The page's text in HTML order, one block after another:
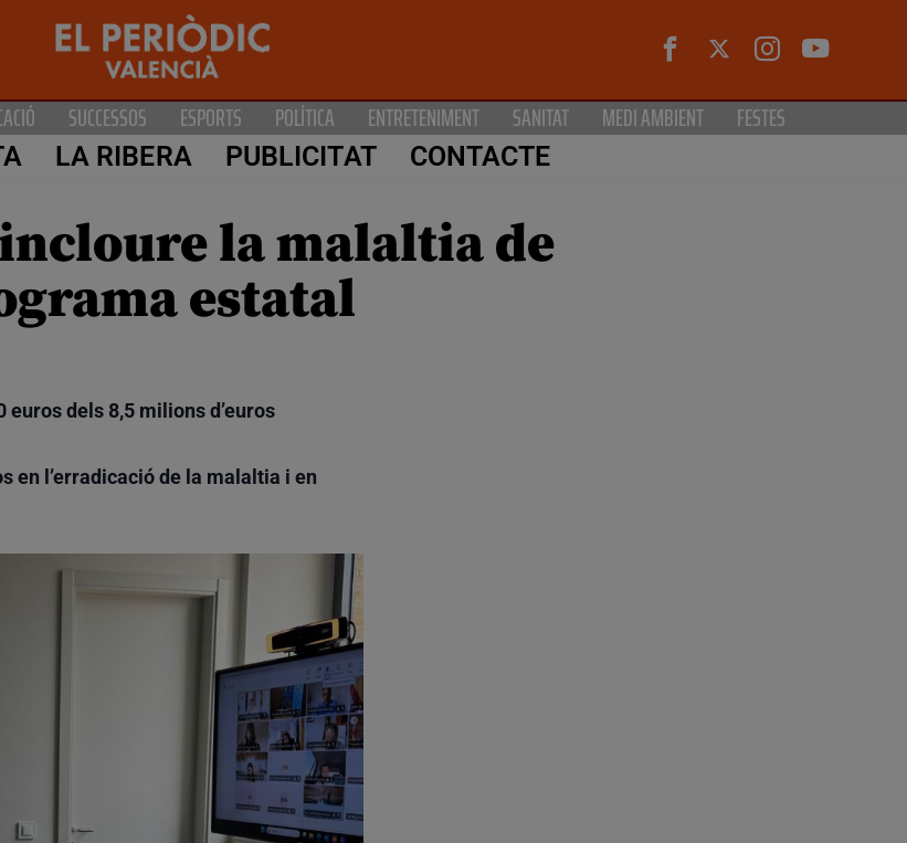
SUCCESSOS ESPORTS POLÍTICA ENTRETENIMENT SANITAT MEDI AMBIENT FESTES
LA RIBERA PUBLICITAT CONTACTE
la malaltia de
estatal
dels 8,5 milions d’euros
en l’erradicació de la malaltia i en